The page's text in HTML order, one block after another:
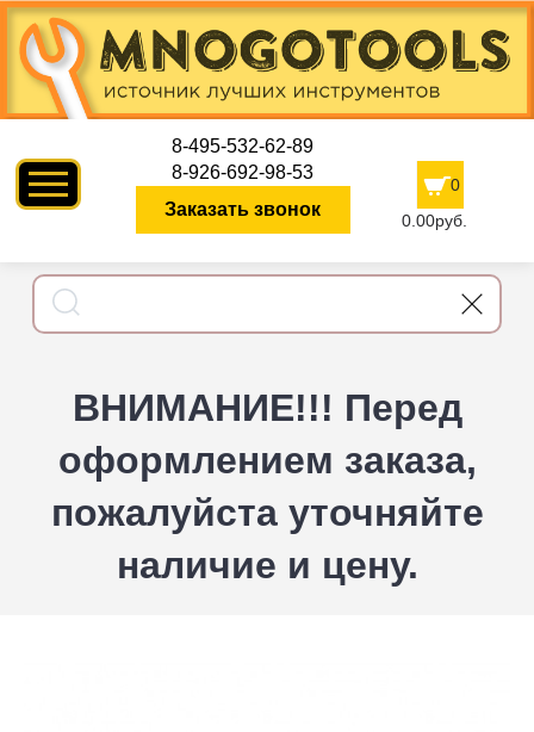
8-495-532-62-89
8-926-692-98-53
Заказать звонок
0
0.00руб.
ВНИМАНИЕ!!! Перед
оформлением заказа,
пожалуйста уточняйте
наличие и цену.